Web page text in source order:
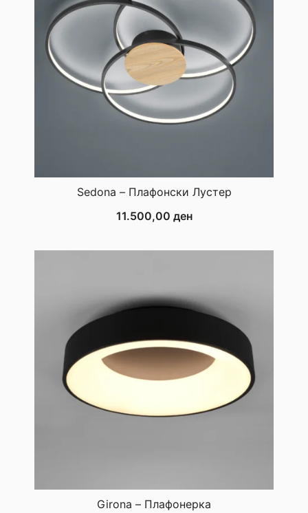
Sedona – Плафонски Лустер
11.500,00 ден
Girona – Плафонерка